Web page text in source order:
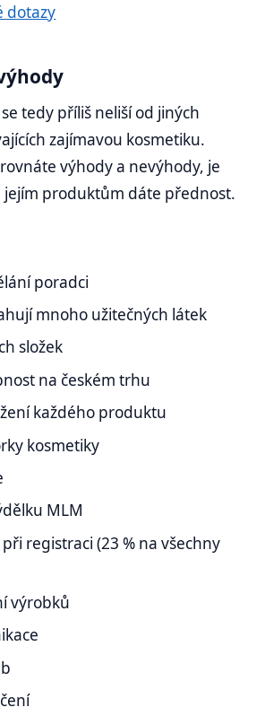
dotazy
tedy příliš neliší od jiných
zajímavou kosmetiku.
výhody a nevýhody, je
jejím produktům dáte přednost.
poradci
mnoho užitečných látek
složek
na českém trhu
každého produktu
kosmetiky
MLM
registraci (23 % na všechny
výrobků